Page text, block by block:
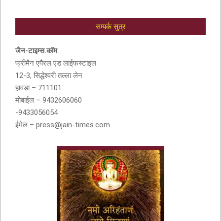
आदरणीय सुशीला देवी बांठिया (SUSHILA DEVI
सम्पर्क सुत्र
जैन-टाइम्स.कॉम
फ्रीमैन एपैरल एंड लाईफस्टाइल
12-3, सिद्धेश्वरी तल्ला लेन
हावड़ा – 711101
मोबाईल – 9432606060
-9433056054
ईमेल – press@jain-times.com